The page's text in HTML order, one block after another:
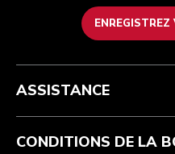
Service après-vente
Garantie et documents
Contactez-nous
Conditions générales de vente
Retours et remboursements
Imprint
ODR
La marque
Trouver une boutique
ASSISTANCE
CONDITIONS DE LA